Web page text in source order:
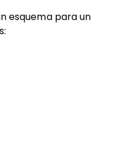
esquema para un